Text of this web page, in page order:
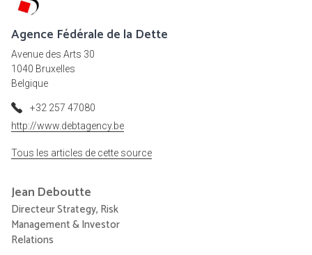
Agence Fédérale de la Dette
Avenue des Arts 30
1040 Bruxelles
Belgique
+32 257 47080
http://www.debtagency.be
Tous les articles de cette source
Jean Deboutte
Directeur Strategy, Risk
Management & Investor
Relations